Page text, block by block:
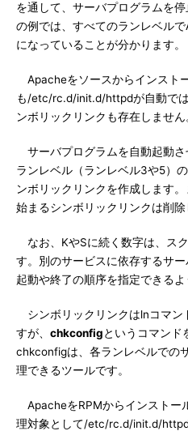
を通して、サーバプログラムを
の例では、すべてのランレベル
になっていることが分かります。
Apacheをソースからインスト
も/etc/rc.d/init.d/httpdが自動で
ンボリックリンクも存在しません
サーバプログラムを自動起動
ランレベル（ランレベル3や5）
ンボリックリンクを作成します
始まるシンボリックリンクは削除
なお、KやSに続く数字は、ス
す。別のサービスに依存するサー
起動や終了の順序を指定できるよ
シンボリックリンクはlnコマン
すが、 chkconfigというコマンド
chkconfigは、各ランレベルでの
理できるツールです。
ApacheをRPMからインストー
理対象として/etc/rc.d/init.d/